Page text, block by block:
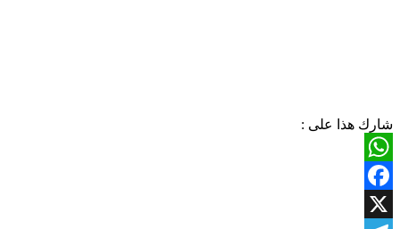
شارك هذا على :
WhatsApp
Facebook